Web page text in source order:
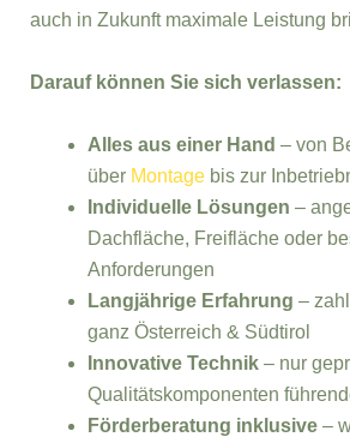
auch in Zukunft maximale Leistung
Darauf können Sie sich verlassen:
Alles aus einer Hand – von
über Montage bis zur
Individuelle Lösungen –
Dachfläche, Freifläche oder
Anforderungen
Langjährige Erfahrung –
ganz Österreich & Südtirol
Innovative Technik – nur
Qualitätskomponenten
Förderberatung inklusive –